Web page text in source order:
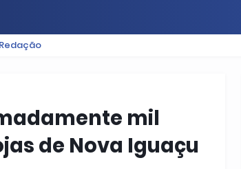
mil
de Nova Iguaçu